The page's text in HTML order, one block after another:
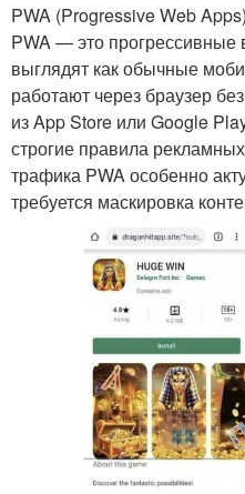
PWA (Progressive Web Apps)
PWA — это
выглядят как обычные
работают через браузер
из App Store или Google
строгие правила
трафика PWA особенно
требуется маскировка